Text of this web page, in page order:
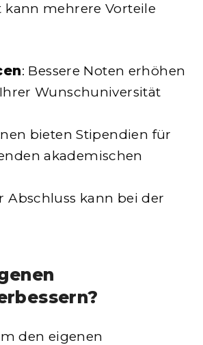
mehrere Vorteile
: Bessere Noten erhöhen
Wunschuniversität
bieten Stipendien für
akademischen
Abschluss kann bei der
den eigenen